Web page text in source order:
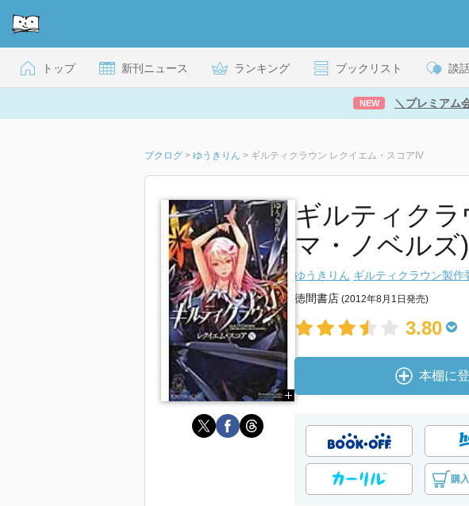
トップ 新刊ニュース ランキング ブックリスト 談
NEW ＼プレミアム
ブクログ > ゆうきりん > ギルティクラウン レクイエム・スコアIV
ギルティク
マ・ノベルズ)
ゆうきりん ギルティクラウン製作
徳間書店 (2012年8月1日発売)
3.80
本棚に
購